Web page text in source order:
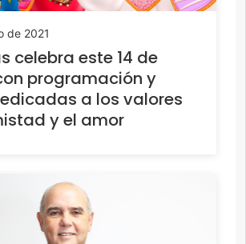
de 2021
celebra este 14 de
programación y
a los valores
y el amor